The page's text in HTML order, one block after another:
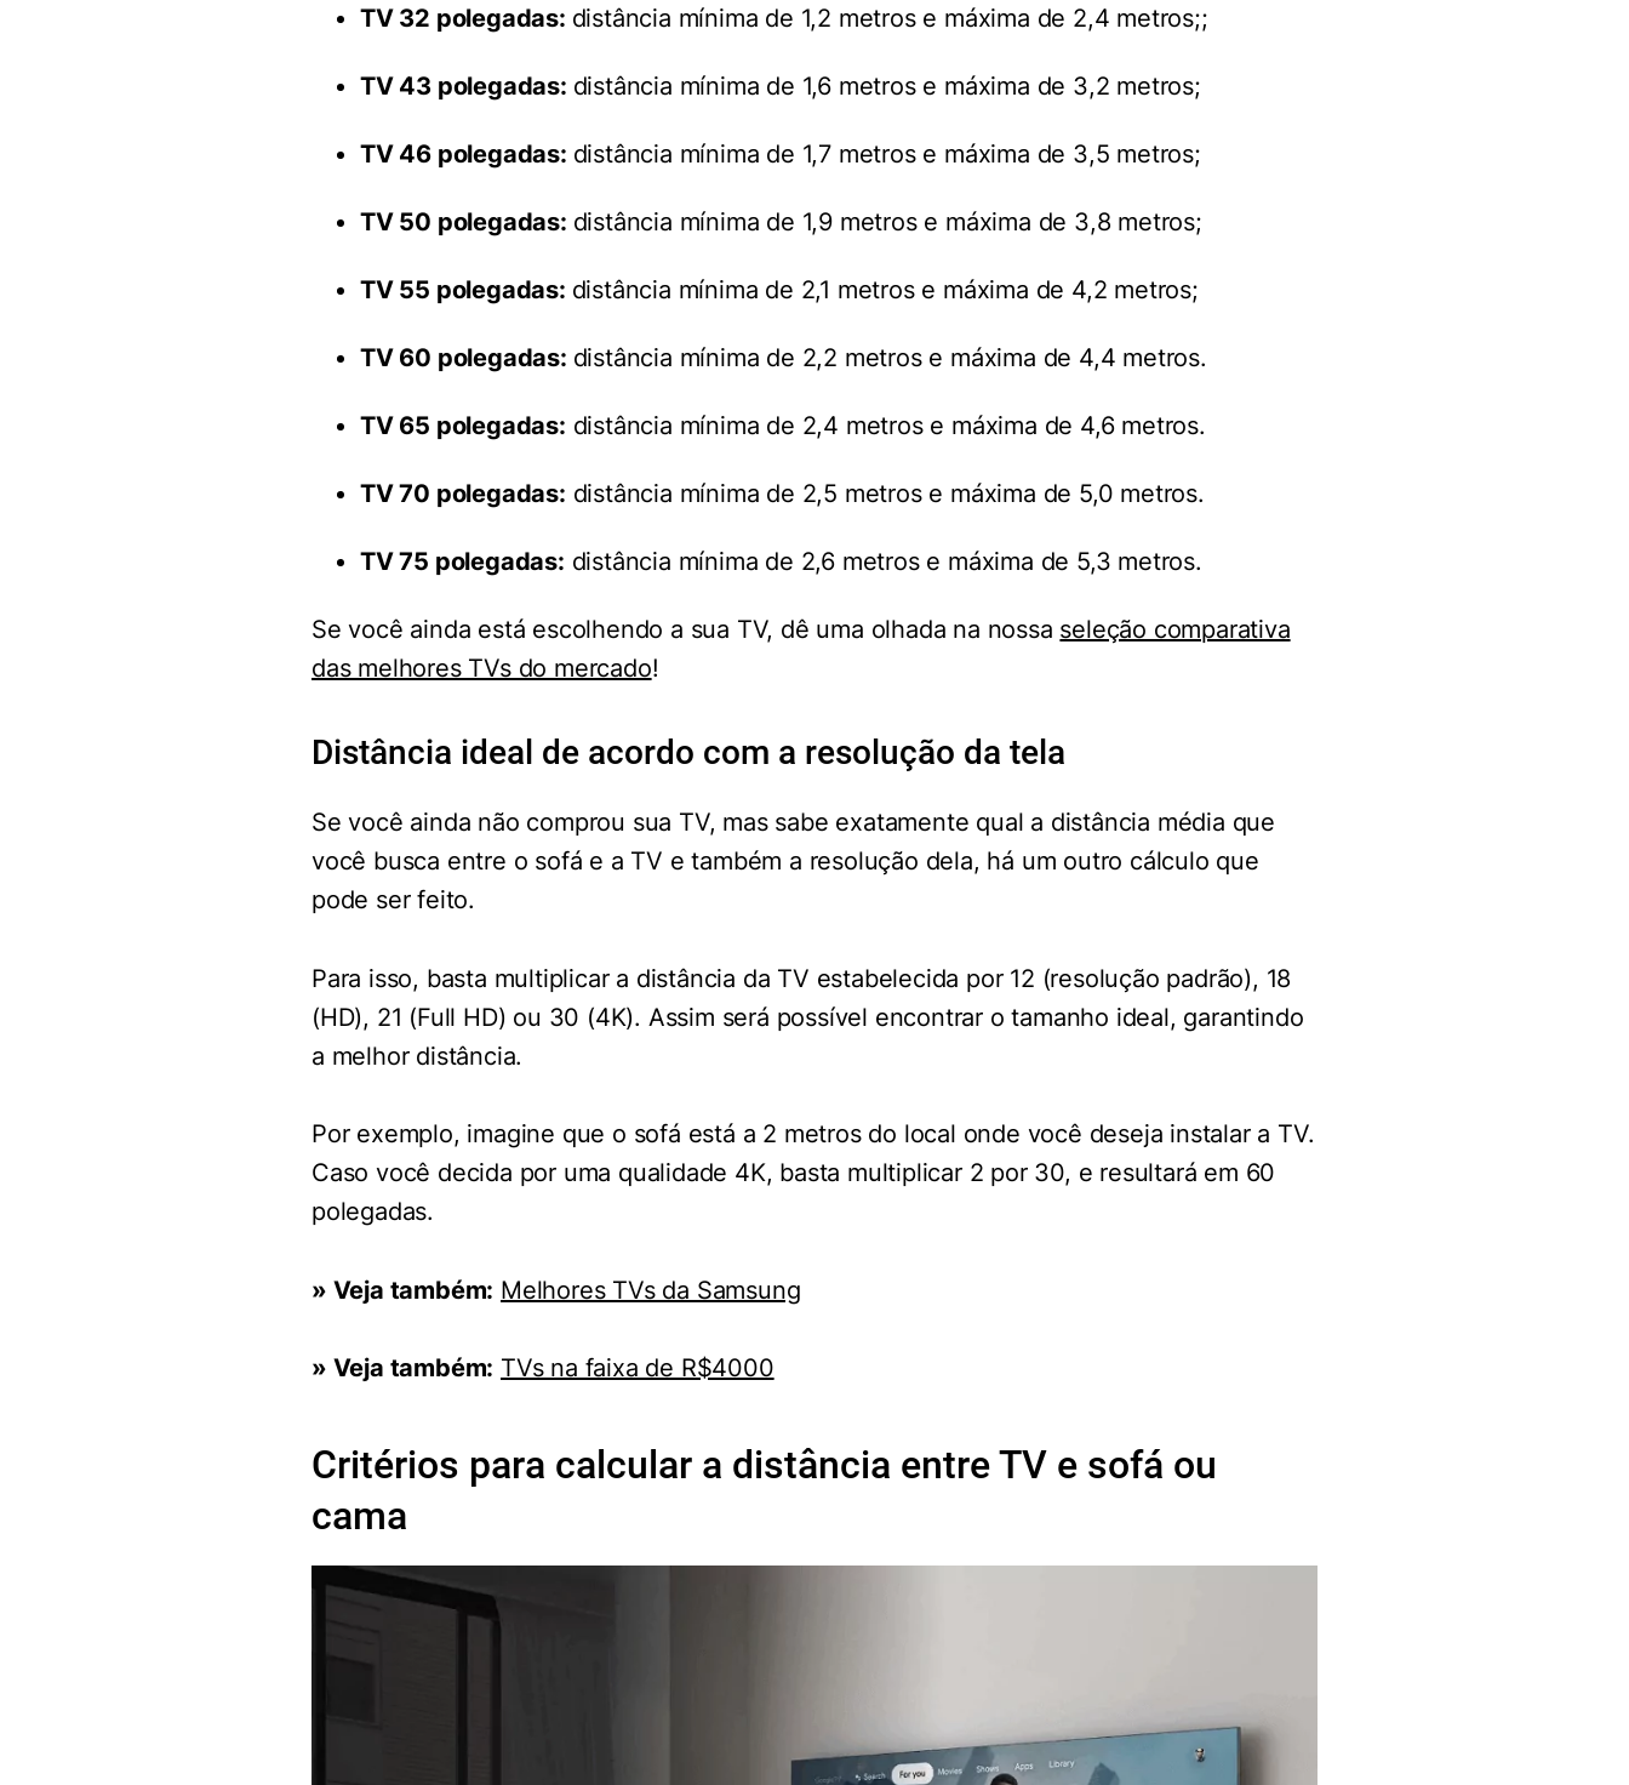
TV 32 polegadas: distância mínima de 1,2 metros e máxima de 2,4 metros;;
TV 43 polegadas: distância mínima de 1,6 metros e máxima de 3,2 metros;
TV 46 polegadas: distância mínima de 1,7 metros e máxima de 3,5 metros;
TV 50 polegadas: distância mínima de 1,9 metros e máxima de 3,8 metros;
TV 55 polegadas: distância mínima de 2,1 metros e máxima de 4,2 metros;
TV 60 polegadas: distância mínima de 2,2 metros e máxima de 4,4 metros.
TV 65 polegadas: distância mínima de 2,4 metros e máxima de 4,6 metros.
TV 70 polegadas: distância mínima de 2,5 metros e máxima de 5,0 metros.
TV 75 polegadas: distância mínima de 2,6 metros e máxima de 5,3 metros.
Se você ainda está escolhendo a sua TV, dê uma olhada na nossa seleção comparativa
das melhores TVs do mercado!
Distância ideal de acordo com a resolução da tela
Se você ainda não comprou sua TV, mas sabe exatamente qual a distância média que
você busca entre o sofá e a TV e também a resolução dela, há um outro cálculo que
pode ser feito.
Para isso, basta multiplicar a distância da TV estabelecida por 12 (resolução padrão), 18
(HD), 21 (Full HD) ou 30 (4K). Assim será possível encontrar o tamanho ideal, garantindo
a melhor distância.
Por exemplo, imagine que o sofá está a 2 metros do local onde você deseja instalar a TV.
Caso você decida por uma qualidade 4K, basta multiplicar 2 por 30, e resultará em 60
polegadas.
» Veja também: Melhores TVs da Samsung
» Veja também: TVs na faixa de R$4000
Critérios para calcular a distância entre TV e sofá ou
cama